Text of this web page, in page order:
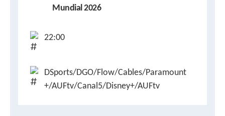
Mundial 2026
22:00
DSports/DGO/Flow/Cables/Paramount
+/AUFtv/Canal5/Disney+/AUFtv